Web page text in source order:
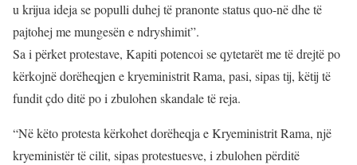
u krijua ideja se populli duhej të pranonte status quo-në dhe të
pajtohej me mungesën e ndryshimit”.
Sa i përket protestave, Kapiti potencoi se qytetarët me të drejtë po
kërkojnë dorëheqjen e kryeministrit Rama, pasi, sipas tij, këtij të
fundit çdo ditë po i zbulohen skandale të reja.
“Në këto protesta kërkohet dorëheqja e Kryeministrit Rama, një
kryeministër të cilit, sipas protestuesve, i zbulohen përditë